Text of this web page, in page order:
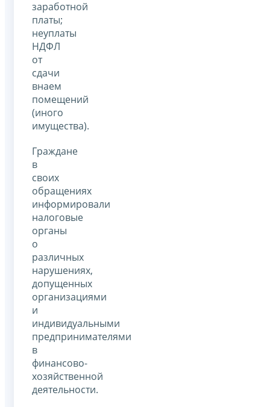
заработной
платы;
неуплаты
НДФЛ
от
сдачи
внаем
помещений
(иного
имущества).
Граждане
в
своих
обращениях
информировали
налоговые
органы
о
различных
нарушениях,
допущенных
организациями
и
индивидуальными
предпринимателями
в
финансово-
хозяйственной
деятельности.